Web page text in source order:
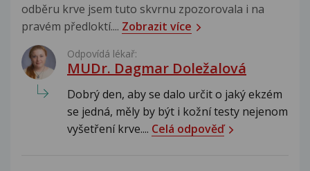
odběru krve jsem tuto skvrnu zpozorovala i na
pravém předloktí.... Zobrazit více
Odpovídá lékař:
MUDr. Dagmar Doležalová
Dobrý den, aby se dalo určit o jaký ekzém
se jedná, měly by být i kožní testy nejenom
vyšetření krve.... Celá odpověď